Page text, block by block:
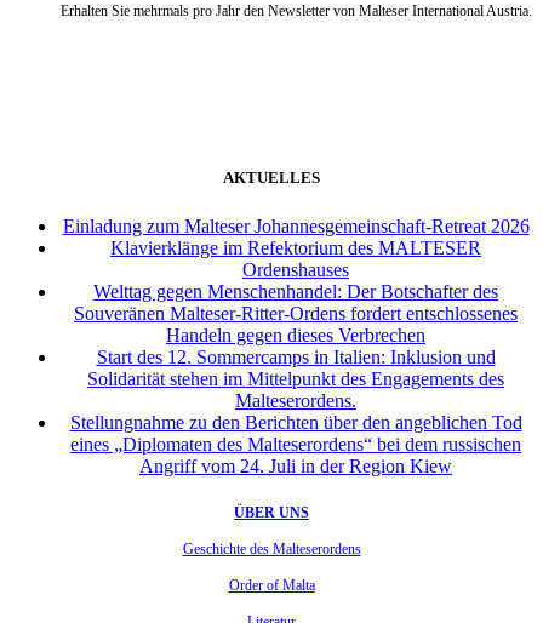
Erhalten Sie mehrmals pro Jahr den Newsletter von Malteser International Austria.
AKTUELLES
Einladung zum Malteser Johannesgemeinschaft-Retreat 2026
Klavierklänge im Refektorium des MALTESER
Ordenshauses
Welttag gegen Menschenhandel: Der Botschafter des
Souveränen Malteser-Ritter-Ordens fordert entschlossenes
Handeln gegen dieses Verbrechen
Start des 12. Sommercamps in Italien: Inklusion und
Solidarität stehen im Mittelpunkt des Engagements des
Malteserordens.
Stellungnahme zu den Berichten über den angeblichen Tod
eines „Diplomaten des Malteserordens“ bei dem russischen
Angriff vom 24. Juli in der Region Kiew
ÜBER UNS
Geschichte des Malteserordens
Order of Malta